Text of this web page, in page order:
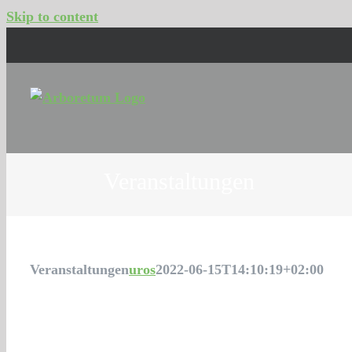
Skip to content
Veranstaltungenuros2022-06-15T14:10:19+02:00